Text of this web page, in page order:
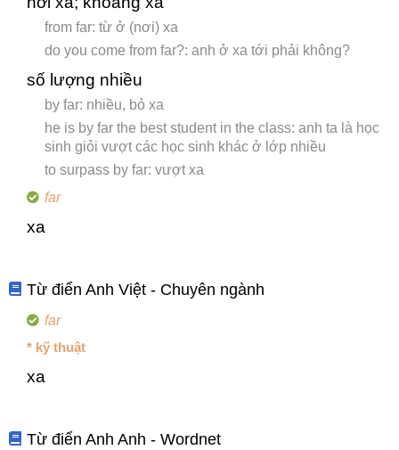
from far: từ ở (nơi) xa
do you come from far?: anh ở xa tới phải không?
số lượng nhiều
by far: nhiều, bỏ xa
he is by far the best student in the class: anh ta là học
sinh giỏi vượt các học sinh khác ở lớp nhiều
to surpass by far: vượt xa
far
xa
Từ điển Anh Việt - Chuyên ngành
far
* kỹ thuật
xa
Từ điển Anh Anh - Wordnet